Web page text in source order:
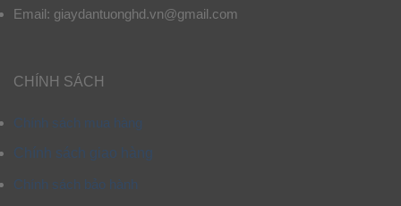
Email: giaydantuonghd.vn@gmail.com
CHÍNH SÁCH
Chính sách mua hàng
Chính sách giao hàng
Chính sách bảo hành